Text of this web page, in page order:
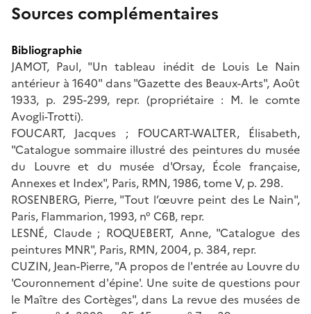
Sources complémentaires
Bibliographie
JAMOT, Paul, "Un tableau inédit de Louis Le Nain
antérieur à 1640" dans "Gazette des Beaux-Arts", Août
1933, p. 295-299, repr. (propriétaire : M. le comte
Avogli-Trotti).
FOUCART, Jacques ; FOUCART-WALTER, Élisabeth,
"Catalogue sommaire illustré des peintures du musée
du Louvre et du musée d'Orsay, École française,
Annexes et Index", Paris, RMN, 1986, tome V, p. 298.
ROSENBERG, Pierre, "Tout l’œuvre peint des Le Nain",
Paris, Flammarion, 1993, n° C6B, repr.
LESNÉ, Claude ; ROQUEBERT, Anne, "Catalogue des
peintures MNR", Paris, RMN, 2004, p. 384, repr.
CUZIN, Jean-Pierre, "A propos de l'entrée au Louvre du
'Couronnement d'épine'. Une suite de questions pour
le Maître des Cortèges", dans La revue des musées de